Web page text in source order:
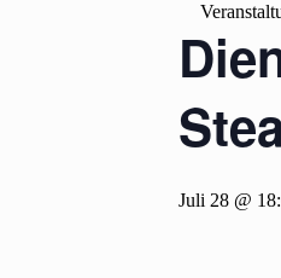
Juli 28 @